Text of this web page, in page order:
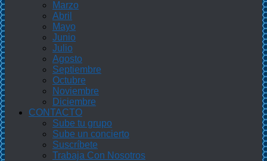
Marzo
Abril
Mayo
Junio
Julio
Agosto
Septiembre
Octubre
Noviembre
Diciembre
CONTACTO
Sube tu grupo
Sube un concierto
Suscríbete
Trabaja Con Nosotros